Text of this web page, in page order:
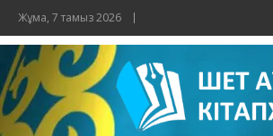
Жұма, 7 тамыз 2026